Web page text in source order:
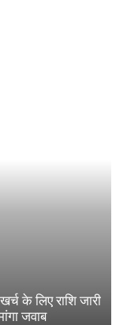
के लिए राशि जारी
जवाब